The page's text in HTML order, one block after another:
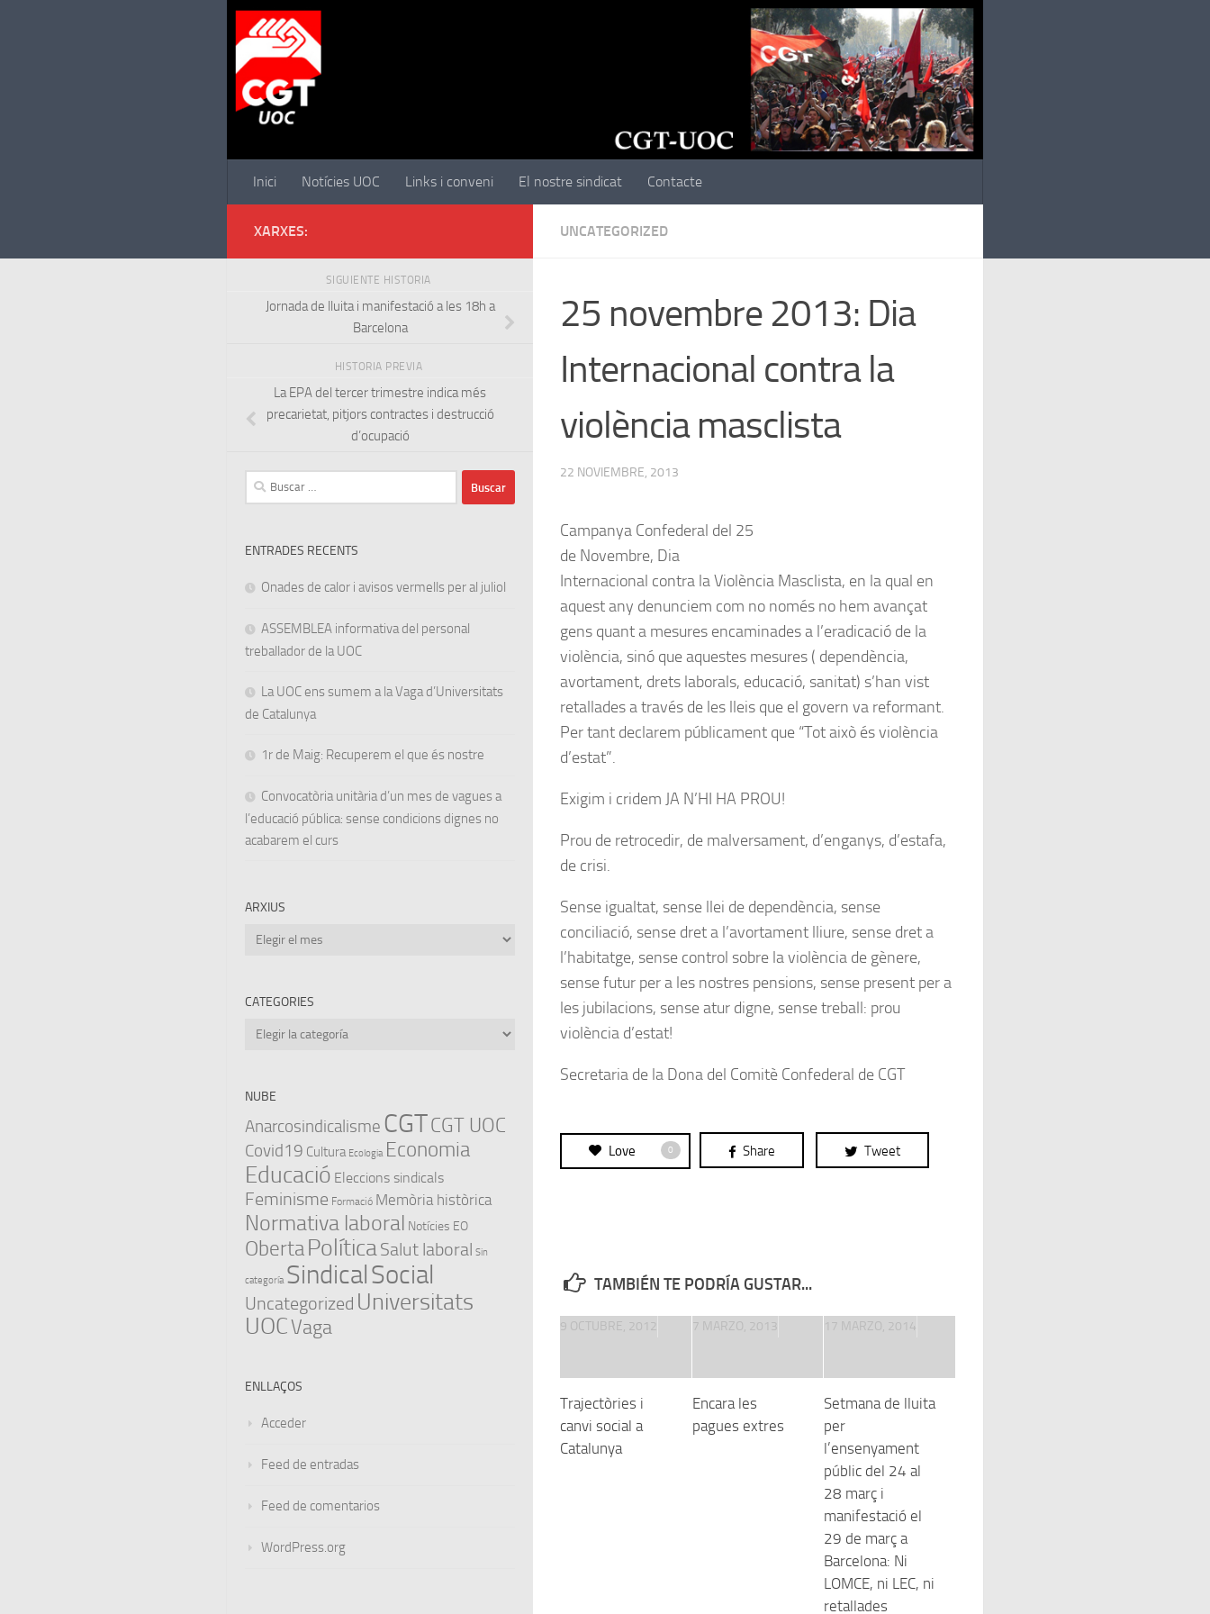
Inici Notícies UOC Links i conveni El nostre sindicat Contacte
UNCATEGORIZED
25 novembre 2013: Dia
Internacional contra la
violència masclista
22 NOVIEMBRE, 2013
Campanya Confederal del 25
de Novembre, Dia
Internacional contra la Violència Masclista, en la qual en
aquest any denunciem com no només no hem avançat
gens quant a mesures encaminades a l’eradicació de la
violència, sinó que aquestes mesures ( dependència,
avortament, drets laborals, educació, sanitat) s’han vist
retallades a través de les lleis que el govern va reformant.
Per tant declarem públicament que “Tot això és violència
d’estat”.
Exigim i cridem JA N’HI HA PROU!
Prou de retrocedir, de malversament, d’enganys, d’estafa,
de crisi.
Sense igualtat, sense llei de dependència, sense
conciliació, sense dret a l’avortament lliure, sense dret a
l’habitatge, sense control sobre la violència de gènere,
sense futur per a les nostres pensions, sense present per a
les jubilacions, sense atur digne, sense treball: prou
violència d’estat!
Secretaria de la Dona del Comitè Confederal de CGT
Love 0 Share Tweet
TAMBIÉN TE PODRÍA GUSTAR...
Trajectòries i
canvi social a
Catalunya
9 OCTUBRE, 2012
Encara les
pagues extres
7 MARZO, 2013
Setmana de lluita
per
l’ensenyament
públic del 24 al
28 març i
manifestació el
29 de març a
Barcelona: Ni
LOMCE, ni LEC, ni
retallades
17 MARZO, 2014
XARXES:
SIGUIENTE HISTORIA
Jornada de lluita i manifestació a les 18h a
Barcelona
HISTORIA PREVIA
La EPA del tercer trimestre indica més
precarietat, pitjors contractes i destrucció
d’ocupació
Buscar:
ENTRADES RECENTS
Onades de calor i avisos vermells per al juliol
ASSEMBLEA informativa del personal
treballador de la UOC
La UOC ens sumem a la Vaga d’Universitats
de Catalunya
1r de Maig: Recuperem el que és nostre
Convocatòria unitària d’un mes de vagues a
l’educació pública: sense condicions dignes no
acabarem el curs
ARXIUS
Arxius
CATEGORIES
Categories
NUBE
Anarcosindicalisme CGTCGT UOC
Covid19 Cultura Ecologia Economia
Educació Eleccions sindicals
Feminisme Formació Memòria històrica
Normativa laboral Notícies EO
ObertaPolíticaSalut laboral Sin
categoría SindicalSocial
Uncategorized Universitats
UOCVaga
ENLLAÇOS
Acceder
Feed de entradas
Feed de comentarios
WordPress.org